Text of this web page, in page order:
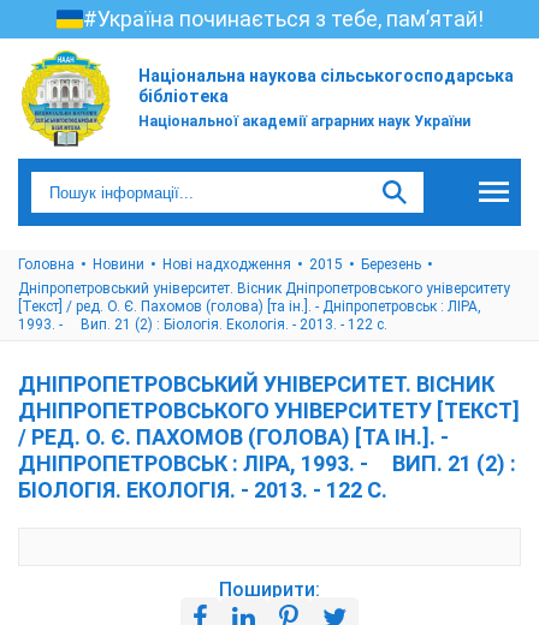
#Україна починається з тебе, пам’ятай!
Національна наукова сільськогосподарська
бібліотека
Національної академії аграрних наук України
Головна Новини Нові надходження 2015
Березень
Дніпропетровський університет. Вісник Дніпропетровського університету
[Текст] / ред. О. Є. Пахомов (голова) [та ін.]. - Дніпропетровськ : ЛІРА,
1993. - Вип. 21 (2) : Біологія. Екологія. - 2013. - 122 с.
ДНІПРОПЕТРОВСЬКИЙ УНІВЕРСИТЕТ. ВІСНИК
ДНІПРОПЕТРОВСЬКОГО УНІВЕРСИТЕТУ [ТЕКСТ]
/ РЕД. О. Є. ПАХОМОВ (ГОЛОВА) [ТА ІН.]. -
ДНІПРОПЕТРОВСЬК : ЛІРА, 1993. - ВИП. 21 (2) :
БІОЛОГІЯ. ЕКОЛОГІЯ. - 2013. - 122 С.
Поширити: